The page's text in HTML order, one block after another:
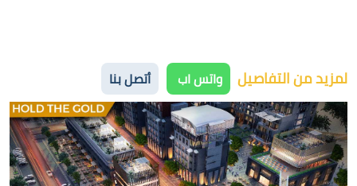
لمزيد من التفاصيل واتس اب أتصل بنا